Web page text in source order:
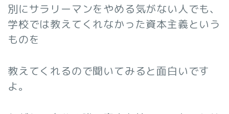
別にサラリーマンをやめる気がない人でも、
学校では教えてくれなかった資本主義という
ものを
教えてくれるので聞いてみると面白いです
よ。